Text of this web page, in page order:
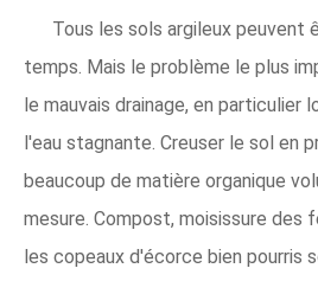
Tous les sols argileux peuvent
temps. Mais le problème le plus
le mauvais drainage, en particulier
l'eau stagnante. Creuser le sol en
beaucoup de matière organique
mesure. Compost, moisissure des
les copeaux d'écorce bien pourris